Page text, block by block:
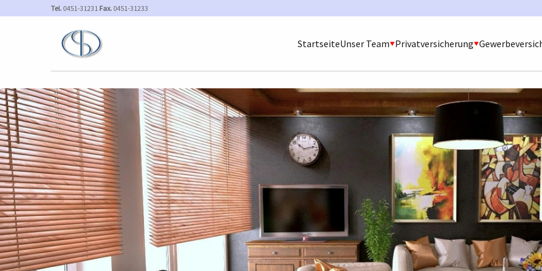
Tel. 0451-31231 Fax. 0451-31233
StartseiteUnser Team Privatversicherung